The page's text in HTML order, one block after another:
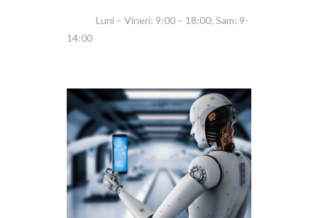
Luni – Vineri: 9:00 – 18:00; Sam: 9-
14:00